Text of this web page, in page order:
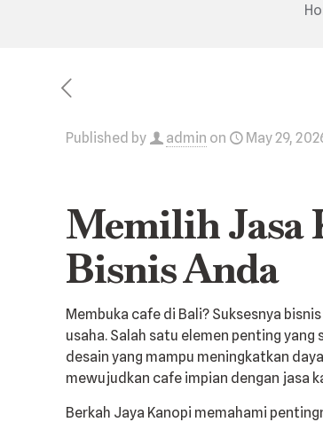
Published by admin on May 29,
Memilih Jasa
Bisnis Anda
Membuka cafe di Bali? Suksesnya
usaha. Salah satu elemen penting
desain yang mampu meningkatkan
mewujudkan cafe impian dengan jasa
Berkah Jaya Kanopi memahami